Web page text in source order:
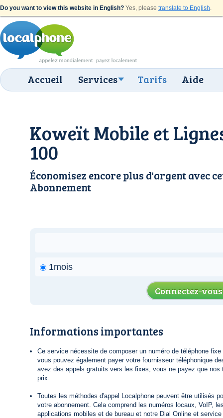
Do you want to view this website in English? Yes, please translate to English.
Accueil Services Tarifs Aide
Koweït Mobile et
100
Économisez encore plus d'argent avec
Abonnement
1mois
Connectez-
Informations importantes
Ce service nécessite de composer un numéro de téléphone
vous pouvez également payer votre fournisseur téléphonique
avez des appels gratuits vers les fixes, vous ne payez que nos
prix.
Toutes les méthodes d'appel Localphone peuvent être utilisés
votre abonnement. Cela comprend les numéros locaux, VoIP,
applications mobiles et de bureau et notre Dial Online et